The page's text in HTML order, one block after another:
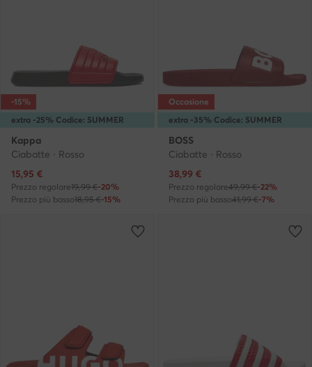
extra -25% Codice: SUMMER
-15%
Kappa
Ciabatte · Rosso
Prezzo attuale
15,95 €
Prezzo regolare19,99 €-20%
Prezzo più basso18,95 €-15%
extra -35% Codice: SUMMER
Occasione
BOSS
Ciabatte · Rosso
Prezzo attuale
38,99 €
Prezzo regolare49,99 €-22%
Prezzo più basso41,99 €-7%